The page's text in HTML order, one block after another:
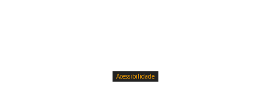
Acessibilidade